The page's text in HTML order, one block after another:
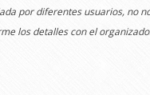
por diferentes usuarios, no
los detalles con el